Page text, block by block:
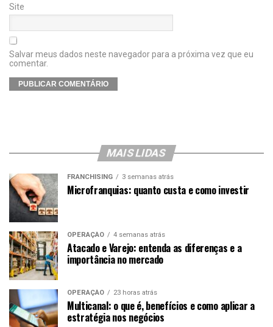
Site
Salvar meus dados neste navegador para a próxima vez que eu
comentar.
MAIS LIDAS
FRANCHISING 3 semanas atrás
Microfranquias: quanto custa e como investir
OPERAÇÃO 4 semanas atrás
Atacado e Varejo: entenda as diferenças e a
importância no mercado
OPERAÇÃO 23 horas atrás
Multicanal: o que é, benefícios e como aplicar a
estratégia nos negócios